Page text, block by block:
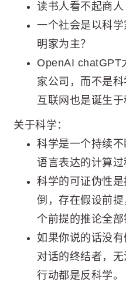
读书人看不起商人
一个社会是以科
明家为主？
OpenAI chatGPT
家公司，而不是科
互联网也是诞生于
关于科学：
科学是一个持续
语言表达的计算过
科学的可证伪性
倒，存在假设前
个前提的推论全部
如果你说的话没
对话的终结者，
行动都是反科学。